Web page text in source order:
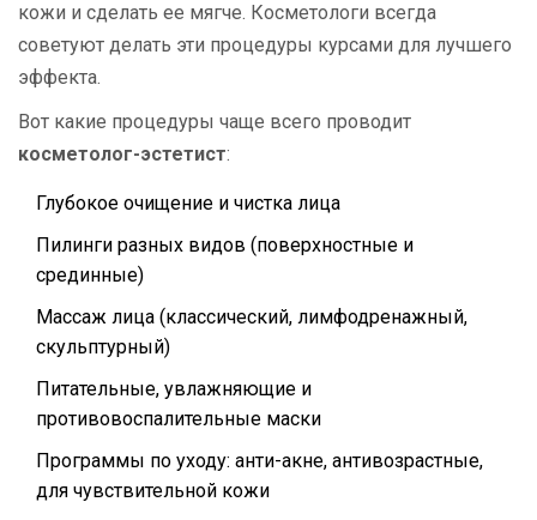
кожи и сделать ее мягче. Косметологи всегда
советуют делать эти процедуры курсами для лучшего
эффекта.
Вот какие процедуры чаще всего проводит
косметолог-эстетист:
Глубокое очищение и чистка лица
Пилинги разных видов (поверхностные и
срединные)
Массаж лица (классический, лимфодренажный,
скульптурный)
Питательные, увлажняющие и
противовоспалительные маски
Программы по уходу: анти-акне, антивозрастные,
для чувствительной кожи